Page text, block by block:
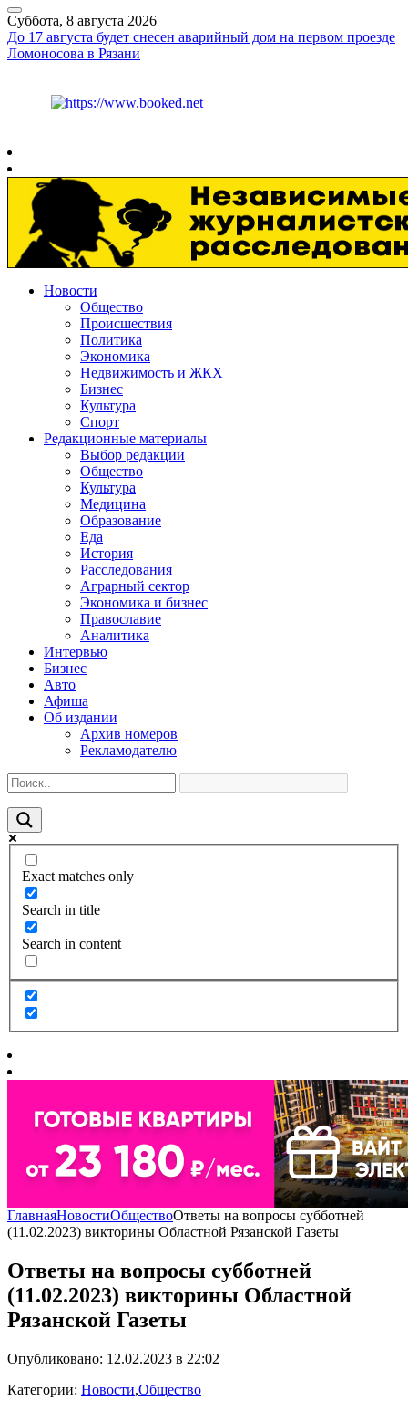
Суббота, 8 августа 2026
До 17 августа будет снесен аварийный дом на первом проезде
Ломоносова в Рязани
Новости
Общество
Происшествия
Политика
Экономика
Недвижимость и ЖКХ
Бизнес
Культура
Спорт
Редакционные материалы
Выбор редакции
Общество
Культура
Медицина
Образование
Еда
История
Расследования
Аграрный сектор
Экономика и бизнес
Православие
Аналитика
Интервью
Бизнес
Авто
Афиша
Об издании
Архив номеров
Рекламодателю
Exact matches only
Search in title
Search in content
ГлавнаяНовостиОбществоОтветы на вопросы субботней
(11.02.2023) викторины Областной Рязанской Газеты
Ответы на вопросы субботней
(11.02.2023) викторины Областной
Рязанской Газеты
Опубликовано: 12.02.2023 в 22:02
Категории: Новости,Общество